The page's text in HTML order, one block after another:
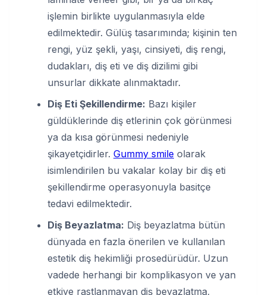
işlemin birlikte uygulanmasıyla elde
edilmektedir. Gülüş tasarımında; kişinin ten
rengi, yüz şekli, yaşı, cinsiyeti, diş rengi,
dudakları, diş eti ve diş dizilimi gibi
unsurlar dikkate alınmaktadır.
Diş Eti Şekillendirme: Bazı kişiler
güldüklerinde diş etlerinin çok görünmesi
ya da kısa görünmesi nedeniyle
şikayetçidirler. Gummy smile olarak
isimlendirilen bu vakalar kolay bir diş eti
şekillendirme operasyonuyla basitçe
tedavi edilmektedir.
Diş Beyazlatma: Diş beyazlatma bütün
dünyada en fazla önerilen ve kullanılan
estetik diş hekimliği prosedürüdür. Uzun
vadede herhangi bir komplikasyon ve yan
etkiye rastlanmayan diş beyazlatma,